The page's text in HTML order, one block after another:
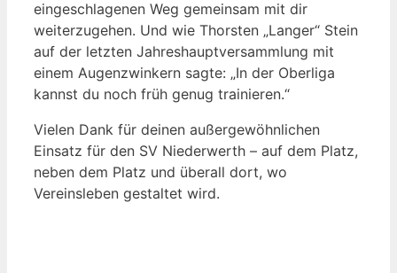
eingeschlagenen Weg gemeinsam mit dir
weiterzugehen. Und wie Thorsten „Langer“ Stein
auf der letzten Jahreshauptversammlung mit
einem Augenzwinkern sagte: „In der Oberliga
kannst du noch früh genug trainieren.“
Vielen Dank für deinen außergewöhnlichen
Einsatz für den SV Niederwerth – auf dem Platz,
neben dem Platz und überall dort, wo
Vereinsleben gestaltet wird.